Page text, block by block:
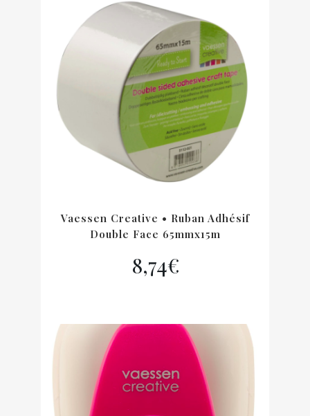
Vaessen Creative • Ruban Adhésif
Double Face 65mmx15m
8,74€